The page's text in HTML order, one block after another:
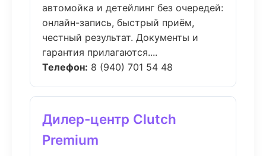
автомойка и детейлинг без очередей:
онлайн-запись, быстрый приём,
честный результат. Документы и
гарантия прилагаются....
Телефон: 8 (940) 701 54 48
Дилер-центр Clutch
Premium